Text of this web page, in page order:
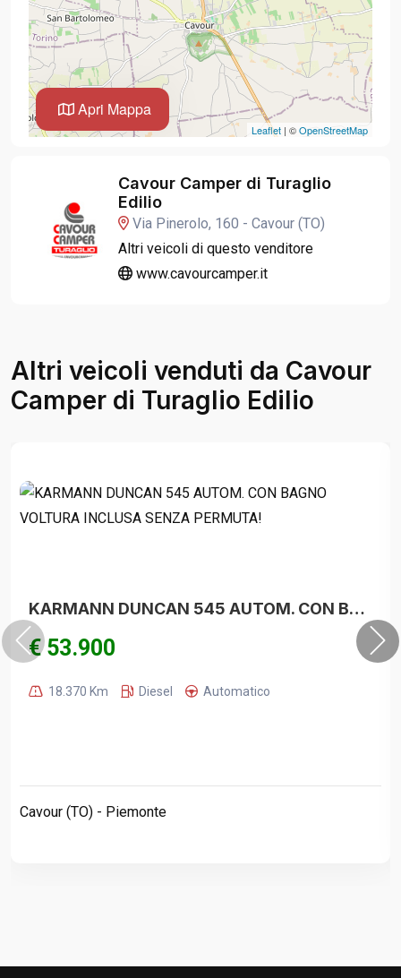
Apri Mappa
Leaflet | ©OpenStreetMap
Cavour Camper di Turaglio
Edilio
Via Pinerolo, 160 - Cavour (TO)
Altri veicoli di questo venditore
www.cavourcamper.it
Altri veicoli venduti da Cavour
Camper di Turaglio Edilio
KARMANN DUNCAN 545 AUTOM. CON BAGNO VOLTURA INCLUSA SENZA PERMUTA!
€ 53.900
18.370 Km Diesel Automatico
Cavour (TO) - Piemonte